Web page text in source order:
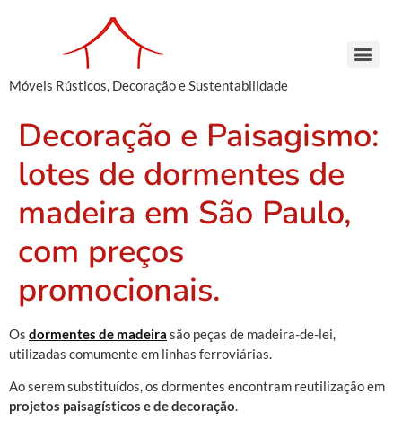
Móveis Rústicos, Decoração e Sustentabilidade
Decoração e Paisagismo:
lotes de dormentes de
madeira em São Paulo,
com preços
promocionais.
Os dormentes de madeira são peças de madeira-de-lei,
utilizadas comumente em linhas ferroviárias.
Ao serem substituídos, os dormentes encontram reutilização em
projetos paisagísticos e de decoração.